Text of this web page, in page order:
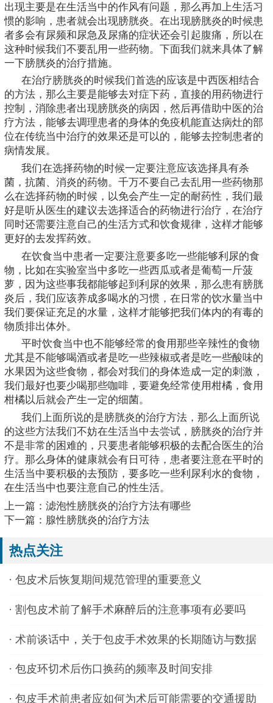
出现主要是在生活当中的作风有问题，那么再加上生活习
惯的影响，患者就会出现膀胱炎。在出现膀胱炎的时候患
者多会有尿频和尿急及尿痛的症状还会引起腹痛，所以在
这种时候我们不要乱用一些药物。下面我们就来具体了解
一下膀胱炎的治疗措施。
在治疗膀胱炎的时候我们首选的应该是中西医相结合
的方法，那么主要是能够去对症下药，直接的用药物进行
控制，消除患者出现膀胱炎的病因，然后再借助中医的治
疗方法，能够去调理患者的身体的免疫机能直达病灶的部
位在传统当中治疗的效果还是可以的，能够去控制患者的
病情发展。
我们在选择药物的时候一定要注意应该选择具有杀
菌，抗菌、消炎的药物。千万不要自己去乱用一些药物那
么在选择药物的时候，以免会产生一定的耐药性，我们最
好是听从医生的建议去选择适合的药物进行治疗，在治疗
同时还需要注意自己的生活方式和饮食规律，这样才能够
更好的去发挥药效。
在饮食当中患者一定要注意要多吃一些能够利尿的食
物，比如在实验室当中多吃一些西瓜或者是葡萄一斤菠
萝，因为这些事我都能够起到利尿的效果，那么患有膀胱
炎后，我们应该养成多喝水的习惯，在日常的饮水量当中
我们要保证充足的水量，这样才能够把我们体内的有毒的
物质排出体外。
平时饮食当中也不能够经常的食用那些辛辣性的食物
尤其是不能够喝酒或者是吃一些辣椒或者是吃一些酸味的
水果因为这些食物，都会对我们的身体造成一定的刺激，
我们最好也要少喝那些咖啡，要避免经常使用柑橘，食用
柑橘以后就会产生一定的细菌。
我们上面所说的是膀胱炎的治疗方法，那么上面所说
的这些方法我们不妨在生活当中去尝试，膀胱炎的治疗并
不是非常的困难的，只要患者能够积极的去配合医生的治
疗。那么身体的健康就会有日可待，患者要注意在平时的
生活当中要积极的去预防，要多吃一些利尿利水的食物，
在生活当中也要注意自己的性生活。
上一篇： 滤泡性膀胱炎的治疗方法有哪些
下一篇： 腺性膀胱炎的治疗方法
热点关注
· 包皮术后恢复期间规范管理的重要意义
· 割包皮术前了解手术麻醉后的注意事项有必要吗
· 术前谈话中，关于包皮手术效果的长期随访与数据
应如何向患者说明？
· 包皮环切术后伤口换药的频率及时间安排
· 包皮手术前患者应如何为术后可能需要的交通援助